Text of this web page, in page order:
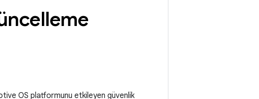
OS platformunu etkileyen güvenlik